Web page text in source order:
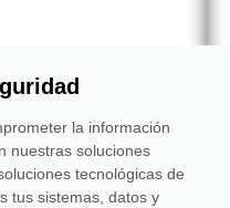
la información
nuestras soluciones
tecnológicas de
tus sistemas, datos y